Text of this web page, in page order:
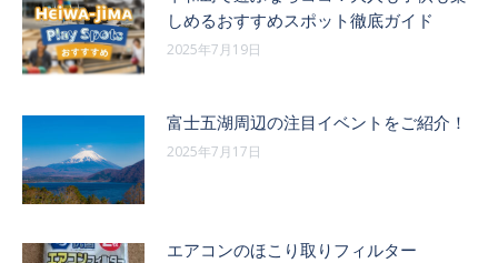
ン
しめるおすすめスポット徹底ガイド
2025年7月19日
富士五湖周辺の注目イベントをご紹介！
2025年7月17日
エアコンのほこり取りフィルター